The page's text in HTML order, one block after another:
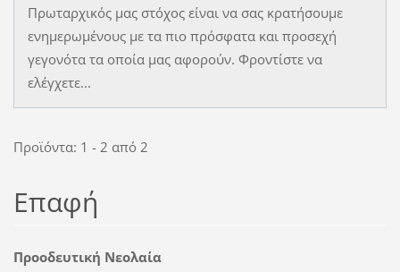
Πρωταρχικός μας στόχος είναι να σας κρατήσουμε
ενημερωμένους με τα πιο πρόσφατα και προσεχή
γεγονότα τα οποία μας αφορούν. Φροντίστε να
ελέγχετε...
Προϊόντα: 1 - 2 από 2
Επαφή
Προοδευτική Νεολαία